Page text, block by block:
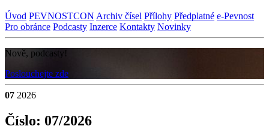
Úvod PEVNOSTCON Archiv čísel Přílohy Předplatné e-Pevnost
Pro obránce Podcasty Inzerce Kontakty Novinky
Nově, podcasty!
Poslouchejte zde
07 2026
Číslo: 07/2026